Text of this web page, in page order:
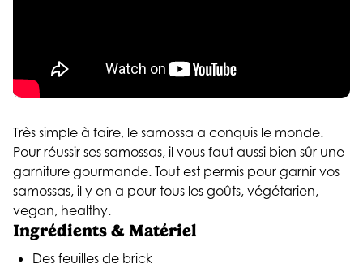
Très simple à faire, le samossa a conquis le monde.
Pour réussir ses samossas, il vous faut aussi bien sûr une
garniture gourmande. Tout est permis pour garnir vos
samossas, il y en a pour tous les goûts, végétarien,
vegan, healthy.
Ingrédients & Matériel
Des feuilles de brick